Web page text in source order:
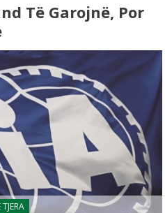
Të Garoјnë, Por